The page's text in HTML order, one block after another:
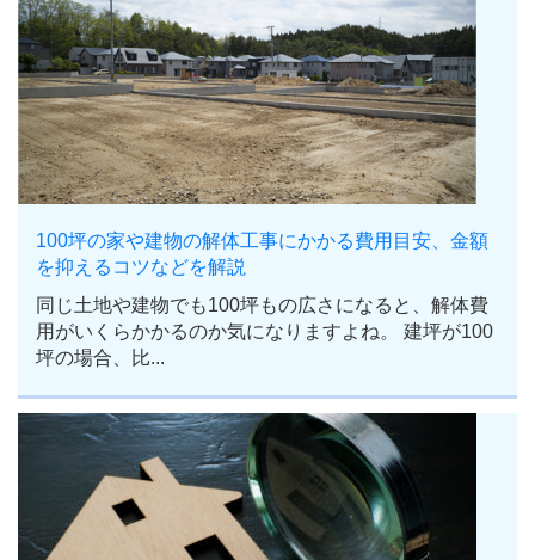
100坪の家や建物の解体工事にかかる費用目安、金額
を抑えるコツなどを解説
同じ土地や建物でも100坪もの広さになると、解体費
用がいくらかかるのか気になりますよね。 建坪が100
坪の場合、比...